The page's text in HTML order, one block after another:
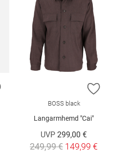
ZUR WUNSCHLISTE HINZUFÜGEN
ZUR
BOSS black
Langarmhemd "Cai"
UVP 299,00 €
249,99 € 149,99 €